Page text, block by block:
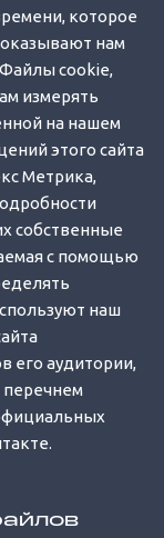
которое
нам
Файлы cookie,
измерять
на нашем
этого сайта
Метрика,
собственные
с помощью
наш
его аудитории,
перечнем